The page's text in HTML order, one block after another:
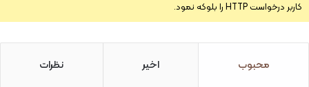
کاربر درخواست HTTP را بلوکه نمود.
محبوب اخیر نظرات